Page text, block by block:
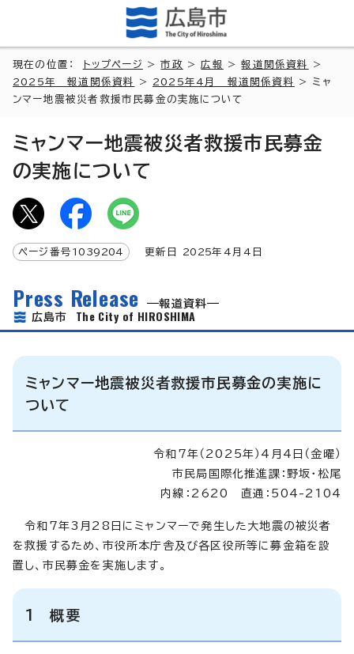
現在の位置： トップページ >市政 >広報 >報道関係資料
>
2025年 報道関係資料
> 2025年4月 報道関係資料
> ミャ
ンマー地震被災者救援市民募金の実施について
ミャンマー地震被災者救援市民募金
の実施について
ページ番号 1039204 更新日 2025年4月4日
Press Release
報道資料
広島市 The City of HIROSHIMA
ミャンマー地震被災者救援市民募金の実施に
ついて
令和7年（2025年）4月4日（金曜）
市民局国際化推進課：野坂・松尾
内線：2620 直通：504-2104
令和7年3月28日にミャンマーで発生した大地震の被災者
を救援するため、市役所本庁舎及び各区役所等に募金箱を設
置し、市民募金を実施します。
1 概要